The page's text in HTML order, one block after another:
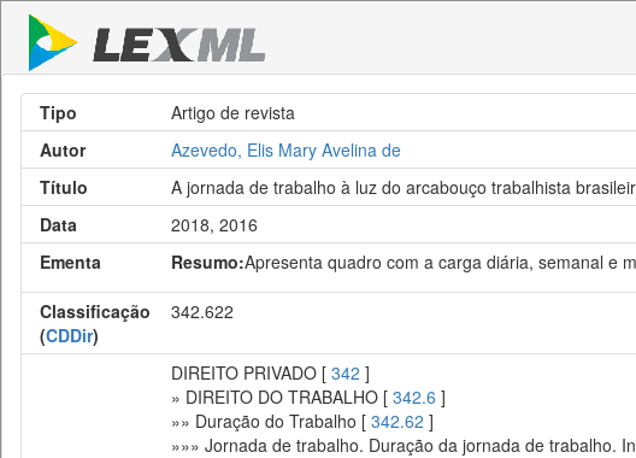
Tipo
Artigo de revista
Autor
Azevedo, Elis Mary Avelina de
Título
A jornada de trabalho à luz do arcabouço trabalhista
Data
2018, 2016
Ementa
Resumo:Apresenta quadro com a carga diária, semanal e
Classificação
(CDDir)
342.622
DIREITO PRIVADO [ 342 ]
» DIREITO DO TRABALHO [ 342.6 ]
»» Duração do Trabalho [ 342.62 ]
»»» Jornada de trabalho. Duração da jornada de trabalho.